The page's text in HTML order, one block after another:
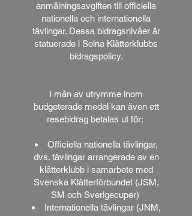
anmälningsavgiften till officiella
nationella och internationella
tävlingar. Dessa bidragsnivåer är
statuerade i Solna Klätterklubbs
bidragspolicy.
I mån av utrymme inom
budgeterade medel kan även ett
resebidrag betalas ut för:
Officiella nationella tävlingar,
dvs. tävlingar arrangerade av en
klätterklubb i samarbete med
Svenska Klätterförbundet (JSM,
SM och Sverigecuper)
Internationella tävlingar (JNM,